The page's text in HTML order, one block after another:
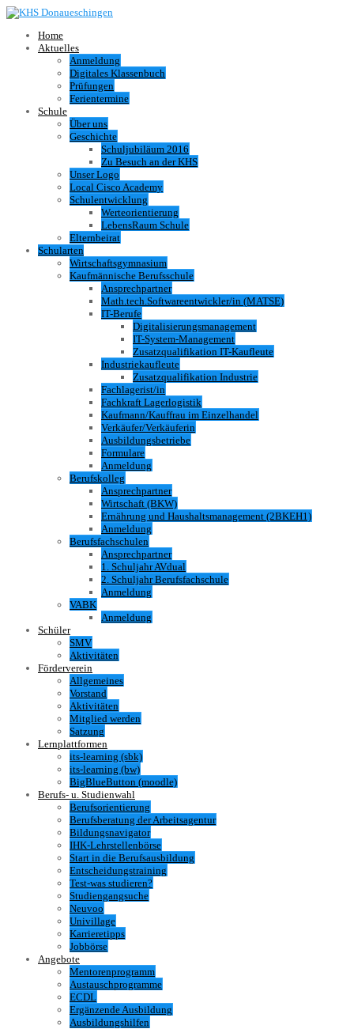
Home
Aktuelles
Anmeldung
Digitales Klassenbuch
Prüfungen
Ferientermine
Schule
Über uns
Geschichte
Schuljubiläum 2016
Zu Besuch an der KHS
Unser Logo
Local Cisco Academy
Schulentwicklung
Werteorientierung
LebensRaum Schule
Elternbeirat
Schularten
Wirtschaftsgymnasium
Kaufmännische Berufsschule
Ansprechpartner
Math.tech.Softwareentwickler/in (MATSE)
IT-Berufe
Digitalisierungsmanagement
IT-System-Management
Zusatzqualifikation IT-Kaufleute
Industriekaufleute
Zusatzqualifikation Industrie
Fachlagerist/in
Fachkraft Lagerlogistik
Kaufmann/Kauffrau im Einzelhandel
Verkäufer/Verkäuferin
Ausbildungsbetriebe
Formulare
Anmeldung
Berufskolleg
Ansprechpartner
Wirtschaft (BKW)
Ernährung und Haushaltsmanagement (2BKEH1)
Anmeldung
Berufsfachschulen
Ansprechpartner
1. Schuljahr AVdual
2. Schuljahr Berufsfachschule
Anmeldung
VABK
Anmeldung
Schüler
SMV
Aktivitäten
Förderverein
Allgemeines
Vorstand
Aktivitäten
Mitglied werden
Satzung
Lernplattformen
its-learning (sbk)
its-learning (bw)
BigBlueButton (moodle)
Berufs- u. Studienwahl
Berufsorientierung
Berufsberatung der Arbeitsagentur
Bildungsnavigator
IHK-Lehrstellenbörse
Start in die Berufsausbildung
Entscheidungstraining
Test-was studieren?
Studiengangsuche
Neuvoo
Univillage
Karrieretipps
Jobbörse
Angebote
Mentorenprogramm
Austauschprogramme
ECDL
Ergänzende Ausbildung
Ausbildungshilfen